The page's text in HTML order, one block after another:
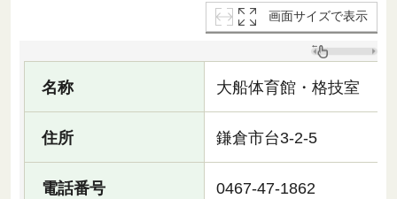
画面サイズで表示
名称 大船体育館・格技室
住所 鎌倉市台3-2-5
電話番号 0467-47-1862